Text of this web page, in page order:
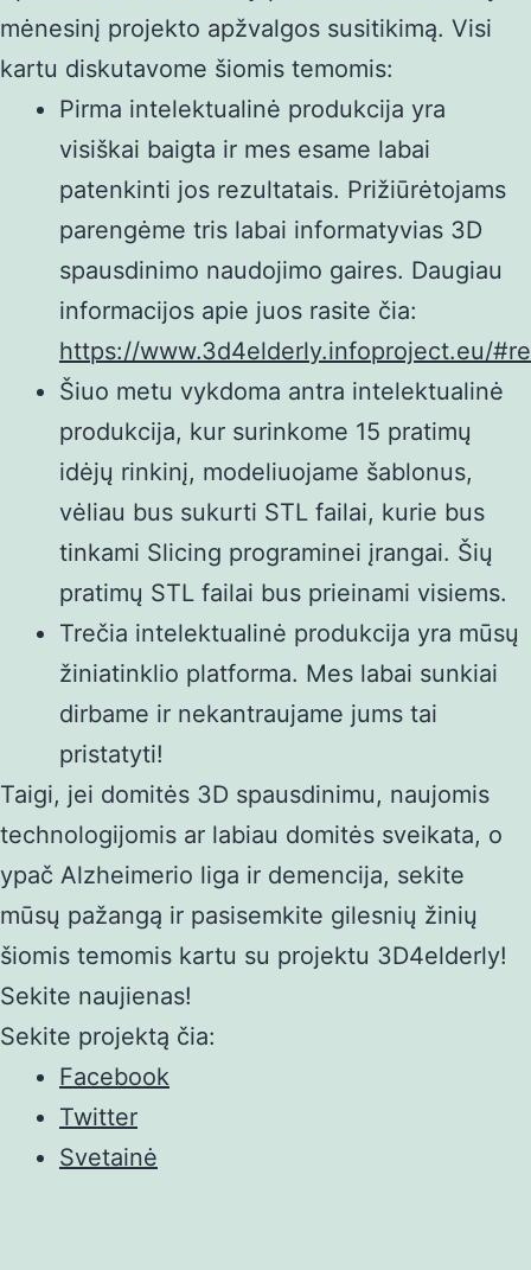
mėnesinį projekto apžvalgos susitikimą. Visi
kartu diskutavome šiomis temomis:
Pirma intelektualinė produkcija yra
visiškai baigta ir mes esame labai
patenkinti jos rezultatais. Prižiūrėtojams
parengėme tris labai informatyvias 3D
spausdinimo naudojimo gaires. Daugiau
informacijos apie juos rasite čia:
https://www.3d4elderly.infoproject.eu/
Šiuo metu vykdoma antra intelektualinė
produkcija, kur surinkome 15 pratimų
idėjų rinkinį, modeliuojame šablonus,
vėliau bus sukurti STL failai, kurie bus
tinkami Slicing programinei įrangai. Šių
pratimų STL failai bus prieinami visiems.
Trečia intelektualinė produkcija yra mūsų
žiniatinklio platforma. Mes labai sunkiai
dirbame ir nekantraujame jums tai
pristatyti!
Taigi, jei domitės 3D spausdinimu, naujomis
technologijomis ar labiau domitės sveikata, o
ypač Alzheimerio liga ir demencija, sekite
mūsų pažangą ir pasisemkite gilesnių žinių
šiomis temomis kartu su projektu 3D4elderly!
Sekite naujienas!
Sekite projektą čia:
Facebook
Twitter
Svetainė